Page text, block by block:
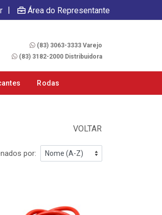
| Área do Representante
(83) 3063-3333 Varejo
(83) 3182-2000 Distribuidora
Rodas
VOLTAR
por: